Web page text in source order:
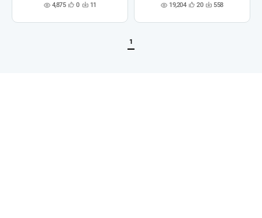
조 4,875 관
록
0 다 11
조 19,204 관
록
20 다 558
1